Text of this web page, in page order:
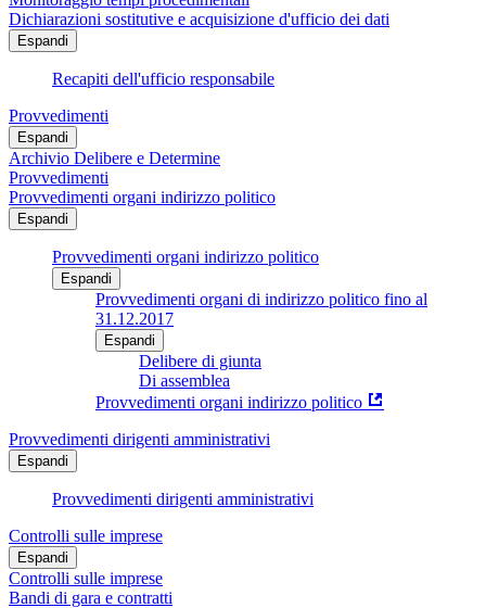
Dichiarazioni sostitutive e acquisizione d'ufficio dei dati
Espandi
Recapiti dell'ufficio responsabile
Provvedimenti
Espandi
Archivio Delibere e Determine
Provvedimenti
Provvedimenti organi indirizzo politico
Espandi
Provvedimenti organi indirizzo politico
Espandi
Provvedimenti organi di indirizzo politico fino al
31.12.2017
Espandi
Delibere di giunta
Di assemblea
Provvedimenti organi indirizzo politico
Provvedimenti dirigenti amministrativi
Espandi
Provvedimenti dirigenti amministrativi
Controlli sulle imprese
Espandi
Controlli sulle imprese
Bandi di gara e contratti